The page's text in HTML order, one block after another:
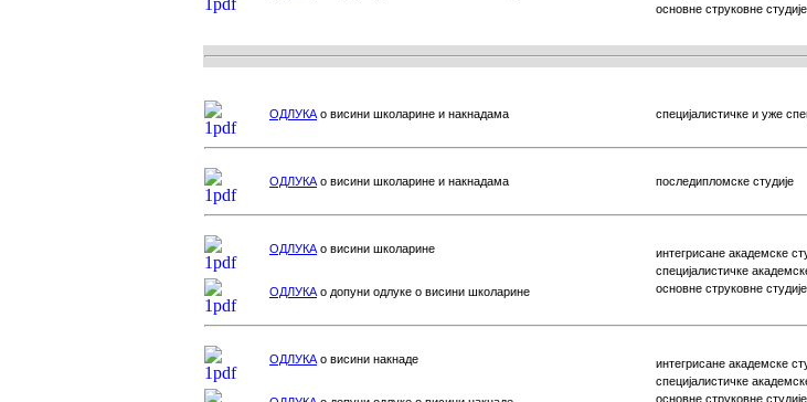
основне струковне студије
ОДЛУКА о висини школарине и накнадама специјалистичке и уже
ОДЛУКА о висини школарине и накнадама последипломске студије
ОДЛУКА о висини школарине
интегрисане академске
специјалистичке
основне струковне студије
ОДЛУКА о допуни одлуке о висини школарине
ОДЛУКА о висини накнаде
интегрисане академске
специјалистичке
основне струковне студије